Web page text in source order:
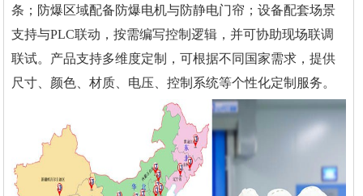
条；防爆区域配备防爆电机与防静电门帘；设备配套场景
支持与PLC联动，按需编写控制逻辑，并可协助现场联调
联试。产品支持多维度定制，可根据不同国家需求，提供
尺寸、颜色、材质、电压、控制系统等个性化定制服务。